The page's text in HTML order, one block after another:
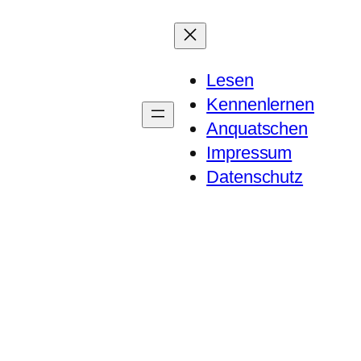
Lesen
Kennenlernen
Anquatschen
Impressum
Datenschutz